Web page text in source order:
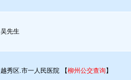
吴先生
越秀区.市一人民医院 【柳州公交查询 】